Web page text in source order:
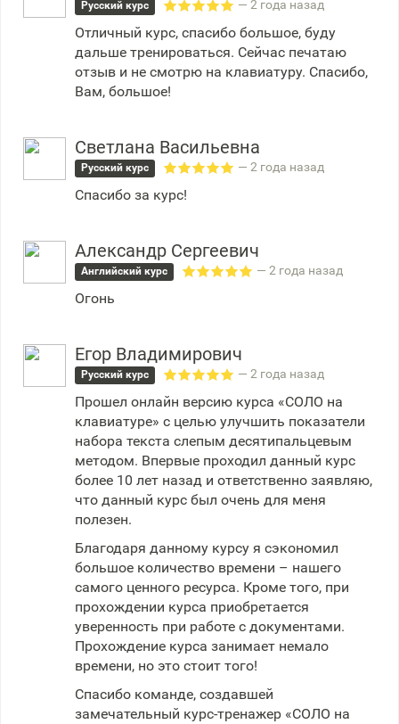
Русский курс — 2 года назад
Отличный курс, спасибо большое, буду
дальше тренироваться. Сейчас печатаю
отзыв и не смотрю на клавиатуру. Спасибо,
Вам, большое!
Светлана Васильевна
Русский курс — 2 года назад
Спасибо за курс!
Александр Сергеевич
Английский курс — 2 года назад
Огонь
Егор Владимирович
Русский курс — 2 года назад
Прошел онлайн версию курса «СОЛО на
клавиатуре» с целью улучшить показатели
набора текста слепым десятипальцевым
методом. Впервые проходил данный курс
более 10 лет назад и ответственно заявляю,
что данный курс был очень для меня
полезен.
Благодаря данному курсу я сэкономил
большое количество времени – нашего
самого ценного ресурса. Кроме того, при
прохождении курса приобретается
уверенность при работе с документами.
Прохождение курса занимает немало
времени, но это стоит того!
Спасибо команде, создавшей
замечательный курс-тренажер «СОЛО на